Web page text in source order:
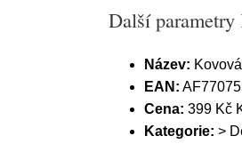
Další parametry
Název:
EAN:
Cena: 399 Kč
Kategorie: >